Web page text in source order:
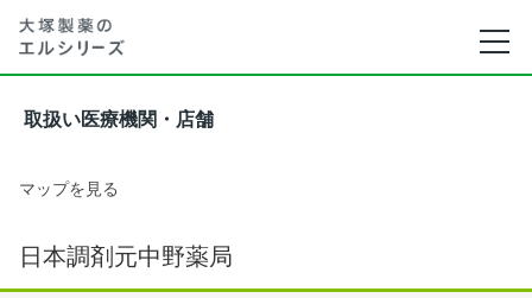
取扱い医療機関・店舗
マップを見る
日本調剤元中野薬局